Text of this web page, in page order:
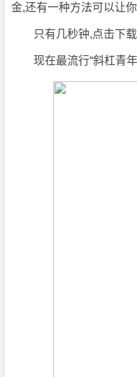
金,还有一种方法可以让
只有几秒钟,点击下
现在最流行“斜杠青